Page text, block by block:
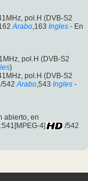
pol.H (DVB-S2
Arabo,163 Ingles - En
pol.H (DVB-S2
)
pol.H (DVB-S2
/542 Arabo,543 Ingles -
abierto, en
4]
/542